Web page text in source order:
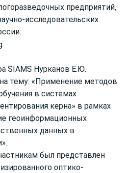
предприятий,
исследовательских
SIAMS Нурканов Е.Ю.
тему: «Применение методов
в системах
керна» в рамках
геоинформационных
данных в
был представлен
оптико-